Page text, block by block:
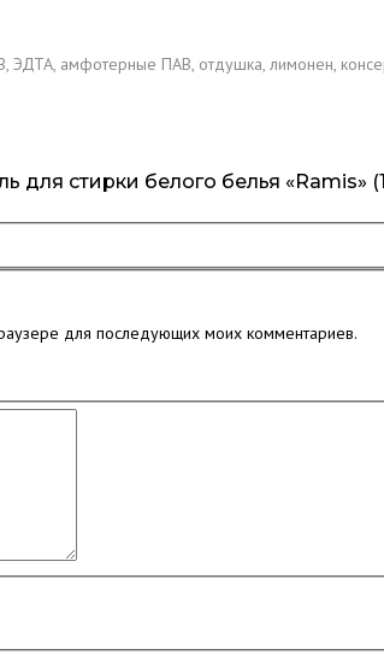
ЭДТА, амфотерные ПАВ, отдушка, лимонен,
для стирки белого белья «Ramis»
для последующих моих комментариев.